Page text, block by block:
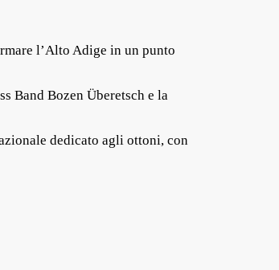
l’Alto Adige in un punto
Band Bozen Überetsch e la
dedicato agli ottoni, con